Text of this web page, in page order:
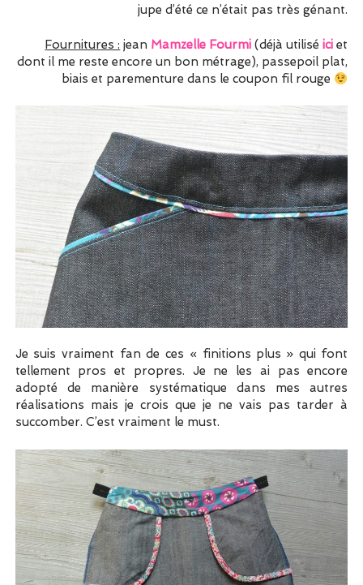
jupe d’été ce n’était pas très génant.
Fournitures : jean Mamzelle Fourmi (déjà utiliséici et
dont il me reste encore un bon métrage), passepoil plat,
biais et parementure dans le coupon fil rouge
Je suis vraiment fan de ces « finitions plus » qui font
tellement pros et propres. Je ne les ai pas encore
adopté de manière systématique dans mes autres
réalisations mais je crois que je ne vais pas tarder à
succomber. C’est vraiment le must.